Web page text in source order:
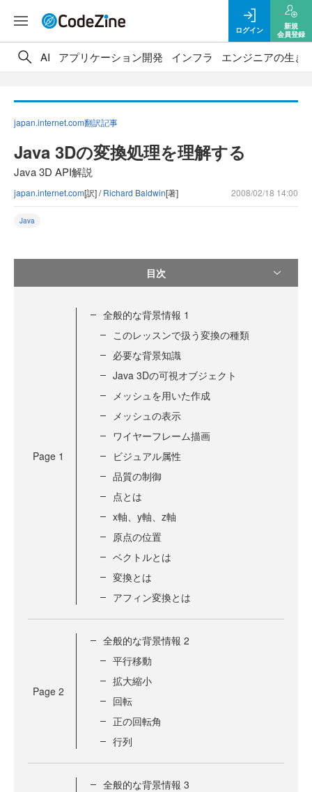
ログイン
新規
会員登録
AI アプリケーション開発 インフラ エンジニアの生き
japan.internet.com翻訳記事
Java 3Dの変換処理を理解する
Java 3D API解説
japan.internet.com[訳] /Richard Baldwin[著] 2008/02/18 14:00
Java
目次
Page 1
全般的な背景情報 1
このレッスンで扱う変換の種類
必要な背景知識
Java 3Dの可視オブジェクト
メッシュを用いた作成
メッシュの表示
ワイヤーフレーム描画
ビジュアル属性
品質の制御
点とは
x軸、y軸、z軸
原点の位置
ベクトルとは
変換とは
アフィン変換とは
Page 2
全般的な背景情報 2
平行移動
拡大縮小
回転
正の回転角
行列
全般的な背景情報 3